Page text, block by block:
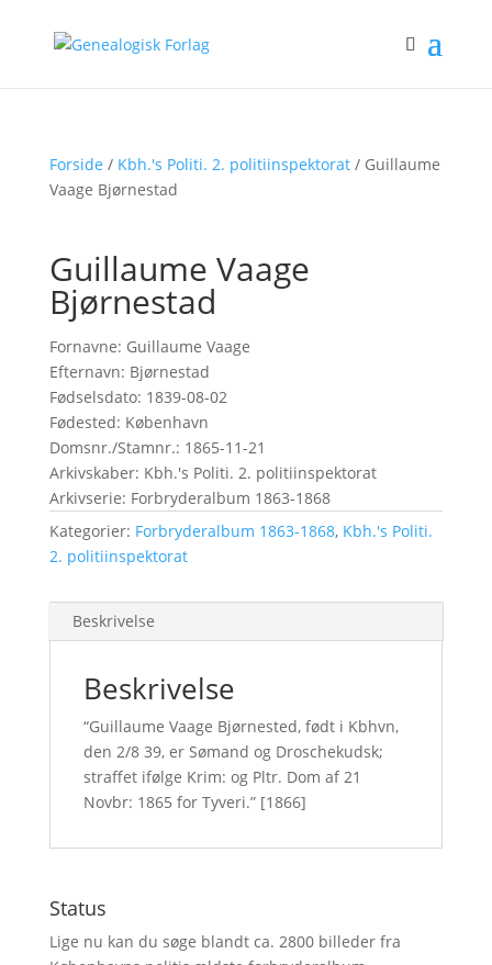
Forside / Kbh.'s Politi. 2. politiinspektorat/ Guillaume
Vaage Bjørnestad
Guillaume Vaage
Bjørnestad
Fornavne: Guillaume Vaage
Efternavn: Bjørnestad
Fødselsdato: 1839-08-02
Fødested: København
Domsnr./Stamnr.: 1865-11-21
Arkivskaber: Kbh.'s Politi. 2. politiinspektorat
Arkivserie: Forbryderalbum 1863-1868
Kategorier: Forbryderalbum 1863-1868, Kbh.'s Politi.
2. politiinspektorat
Beskrivelse
Beskrivelse
“Guillaume Vaage Bjørnested, født i Kbhvn,
den 2/8 39, er Sømand og Droschekudsk;
straffet ifølge Krim: og Pltr. Dom af 21
Novbr: 1865 for Tyveri.” [1866]
Status
Lige nu kan du søge blandt ca. 2800 billeder fra